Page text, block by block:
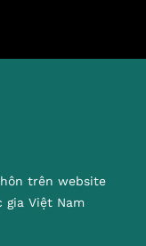
trên website
gia Việt Nam